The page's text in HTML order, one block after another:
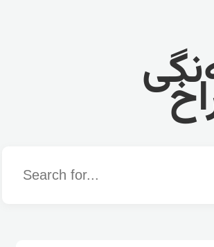
Word